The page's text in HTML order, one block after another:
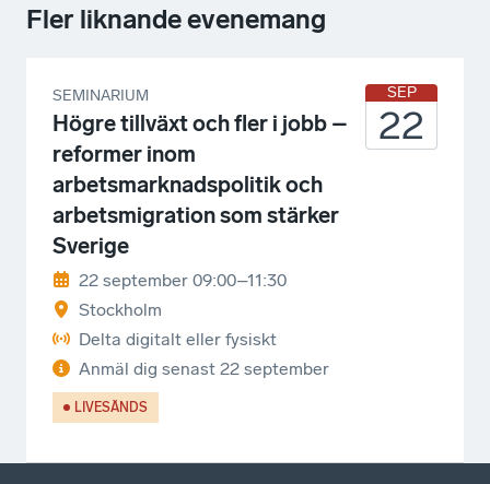
Fler liknande evenemang
SEMINARIUM
Högre tillväxt och fler i jobb –
reformer inom
arbetsmarknadspolitik och
arbetsmigration som stärker
Sverige
22 september 09:00–11:30
Stockholm
Delta digitalt eller fysiskt
Anmäl dig senast 22 september
LIVESÄNDS
SEP
22